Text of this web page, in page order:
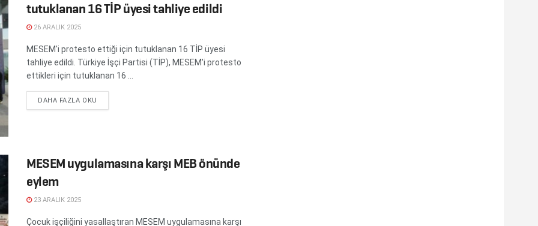
tutuklanan 16 TİP üyesi tahliye edildi
26 ARALIK 2025
MESEM'i protesto ettiği için tutuklanan 16 TİP üyesi
tahliye edildi. Türkiye İşçi Partisi (TİP), MESEM'i protesto
ettikleri için tutuklanan 16 ...
DAHA FAZLA OKU
MESEM uygulamasına karşı MEB önünde
eylem
23 ARALIK 2025
Çocuk işçiliğini yasallaştıran MESEM uygulamasına karşı